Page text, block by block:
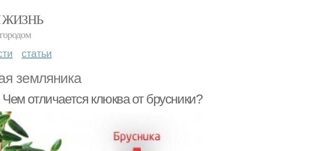
статьи
земляника
отличается клюква от брусники?